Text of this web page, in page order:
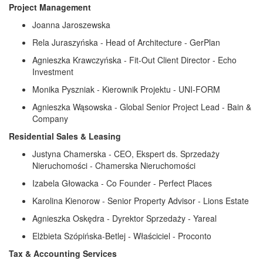
Project Management
Joanna Jaroszewska
Rela Juraszyńska - Head of Architecture - GerPlan
Agnieszka Krawczyńska - Fit-Out Client Director - Echo
Investment
Monika Pyszniak - Kierownik Projektu - UNI-FORM
Agnieszka Wąsowska - Global Senior Project Lead - Bain &
Company
Residential Sales & Leasing
Justyna Chamerska - CEO, Ekspert ds. Sprzedaży
Nieruchomości - Chamerska Nieruchomości
Izabela Głowacka - Co Founder - Perfect Places
Karolina Kienorow - Senior Property Advisor - Lions Estate
Agnieszka Oskędra - Dyrektor Sprzedaży - Yareal
Elżbieta Szópińska-Betlej - Właściciel - Proconto
Tax & Accounting Services